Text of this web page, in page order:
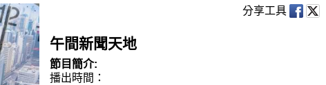
h
分享工具
午間新聞天地
節目簡介:
播出時間：